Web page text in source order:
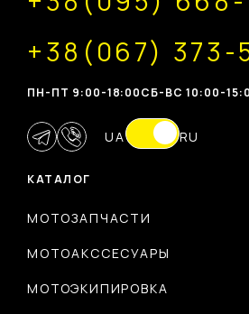
КАТАЛОГ
МОТОЗАПЧАСТИ
МОТОАКССЕСУАРЫ
МОТОЭКИПИРОВКА
+38(067) 373-
ПН-ПТ 9:00-18:00CБ-ВС 10:00-
UA RU